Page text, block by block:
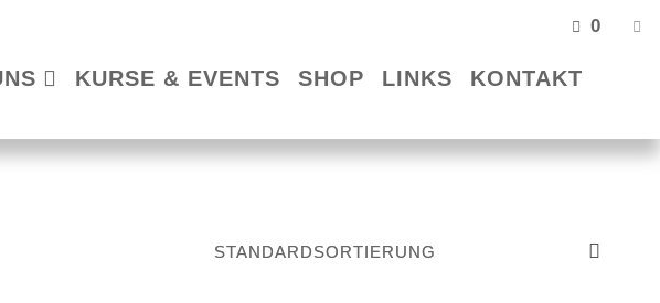
KURSE & EVENTS SHOP LINKS KONTAKT
0